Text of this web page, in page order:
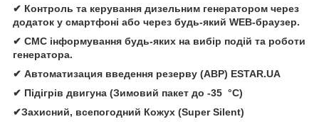
✔ Контроль та керування дизельним генератором через
додаток у смартфоні або через будь-який WEB-браузер.
✔ СМС інформування будь-яких на вибір подій та роботи
генератора.
✔ Автоматизация введення резерву (АВР) ESTAR.UA
✔ Підігрів двигуна (Зимовий пакет до -35 °C)
✔Захисний, всепогодний Кожух (Super Silent)